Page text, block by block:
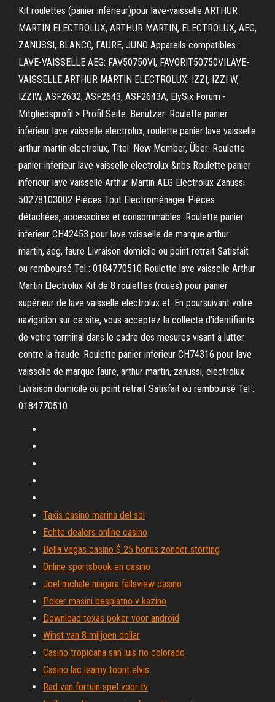
Kit roulettes (panier inférieur)pour lave-vaisselle ARTHUR
MARTIN ELECTROLUX, ARTHUR MARTIN, ELECTROLUX, AEG,
ZANUSSI, BLANCO, FAURE, JUNO Appareils compatibles :
LAVE-VAISSELLE AEG: FAV50750VI, FAVORIT50750VILAVE-
VAISSELLE ARTHUR MARTIN ELECTROLUX: IZZI, IZZI W,
IZZIW, ASF2632, ASF2643, ASF2643A, ElySix Forum -
Mitgliedsprofil > Profil Seite. Benutzer: Roulette panier
inferieur lave vaisselle electrolux, roulette panier lave vaisselle
arthur martin electrolux, Titel: New Member, Über: Roulette
panier inferieur lave vaisselle electrolux &nbs Roulette panier
inferieur lave vaisselle Arthur Martin AEG Electrolux Zanussi
50278103002 Pièces Tout Electroménager Pièces
détachées, accessoires et consommables. Roulette panier
inferieur CH42453 pour lave vaisselle de marque arthur
martin, aeg, faure Livraison domicile ou point retrait Satisfait
ou remboursé Tel : 0184770510 Roulette lave vaisselle Arthur
Martin Electrolux Kit de 8 roulettes (roues) pour panier
supérieur de lave vaisselle electrolux et. En poursuivant votre
navigation sur ce site, vous acceptez la collecte d’identifiants
de votre terminal dans le cadre des mesures visant à lutter
contre la fraude. Roulette panier inferieur CH74316 pour lave
vaisselle de marque faure, arthur martin, zanussi, electrolux
Livraison domicile ou point retrait Satisfait ou remboursé Tel :
0184770510
Taxis casino marina del sol
Echte dealers online casino
Bella vegas casino $ 25 bonus zonder storting
Online sportsbook en casino
Joel mchale niagara fallsview casino
Poker masini besplatno v kazino
Download texas poker voor android
Winst van 8 miljoen dollar
Casino tropicana san luis rio colorado
Casino lac leamy toont elvis
Rad van fortuin spel voor tv